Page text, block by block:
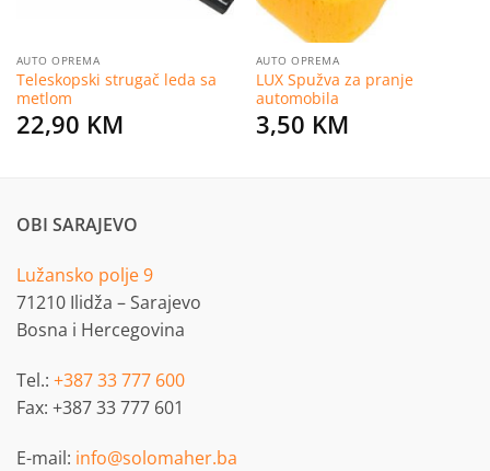
AUTO OPREMA
Teleskopski strugač leda sa
metlom
22,90 KM
AUTO OPREMA
LUX Spužva za pranje
automobila
3,50 KM
OBI SARAJEVO
Lužansko polje 9
71210 Ilidža – Sarajevo
Bosna i Hercegovina
Tel.: +387 33 777 600
Fax: +387 33 777 601
E-mail: info@solomaher.ba